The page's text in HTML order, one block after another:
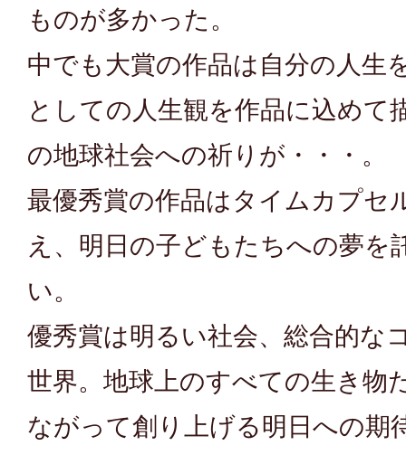
ものが多かった。
中でも大賞の作品は自分の人生
としての人生観を作品に込めて
の地球社会への祈りが・・・。
最優秀賞の作品はタイムカプセ
え、明日の子どもたちへの夢を
い。
優秀賞は明るい社会、総合的な
世界。地球上のすべての生き物
ながって創り上げる明日への期